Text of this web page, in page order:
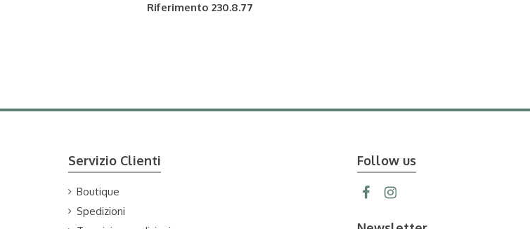
Riferimento 230.8.77
Servizio Clienti
Boutique
Spedizioni
Follow us